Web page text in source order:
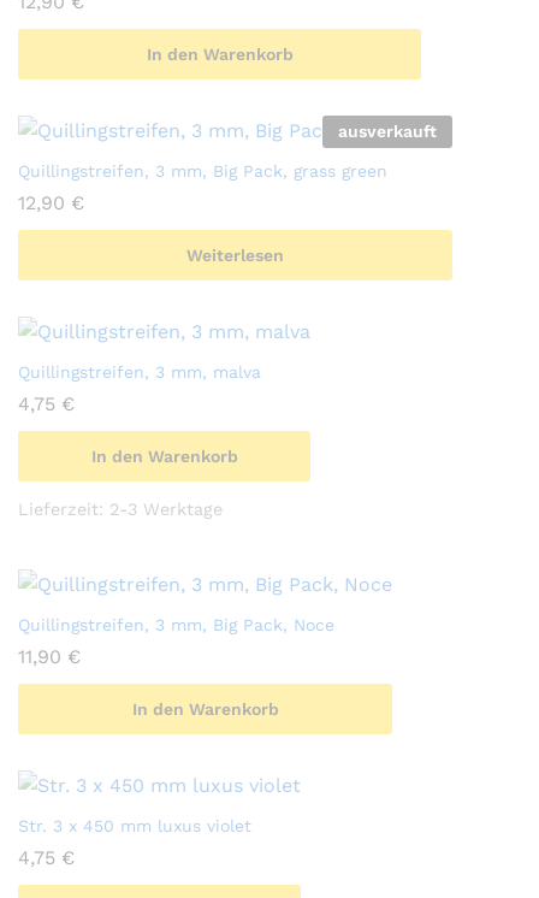
In den Warenkorb
ausverkauft
Quillingstreifen, 3 mm, Big Pack, grass green
12,90 €
Weiterlesen
Quillingstreifen, 3 mm, malva
4,75 €
In den Warenkorb
Lieferzeit: 2-3 Werktage
Quillingstreifen, 3 mm, Big Pack, Noce
11,90 €
In den Warenkorb
Str. 3 x 450 mm luxus violet
4,75 €